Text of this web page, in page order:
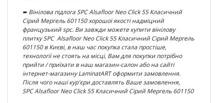
➨ Вінілова підлога SPC Alsafloor Neo Click 55 Класичний
Сірий Мергель 601150хорошої якості надміцний
французький spc. Ви завжди можете купити вінілову
плитку SPC Alsafloor Neo Click 55 Класичний Сірий Мергель
601150в Києві, в наш час покупка стала простіше,
технології не стоять на місці, Вам для покупки потрібно
прийти / приїхати в наш магазин-салон або на сайті
інтернет-магазину LaminatART оформити замовлення.
Після чого наші кур'єри доставлять Ваше замовлення,
SPCAlsafloor Neo Click 55 Класичний Сірий Мергель 601150